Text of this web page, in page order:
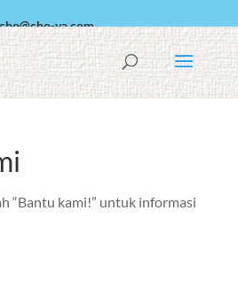
cho@cho-va.com
Español
“Bantu kami!” untuk informasi